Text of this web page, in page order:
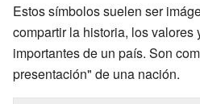
Estos símbolos suelen ser
compartir la historia, los valores
importantes de un país. Son
presentación" de una nación.